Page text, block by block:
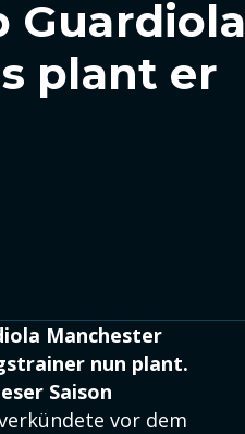
Guardiola
plant er
Manchester
nun plant.
Saison
vor dem